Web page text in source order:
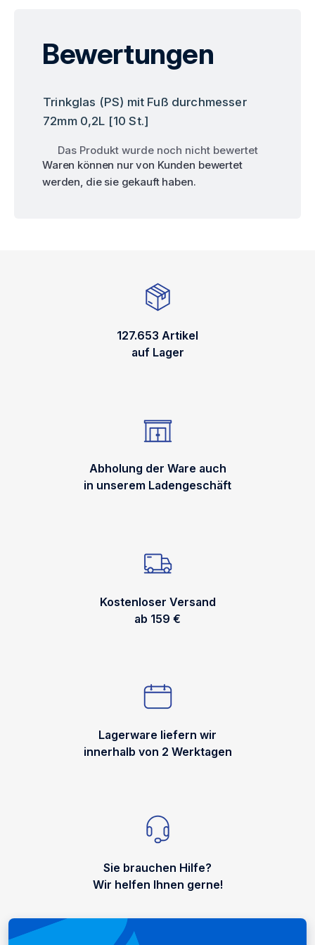
Bewertungen
Trinkglas (PS) mit Fuß durchmesser
72mm 0,2L [10 St.]
Das Produkt wurde noch nicht bewertet
Waren können nur von Kunden bewertet
werden, die sie gekauft haben.
127.653 Artikel
auf Lager
Abholung der Ware auch
in unserem Ladengeschäft
Kostenloser Versand
ab 159 €
Lagerware liefern wir
innerhalb von 2 Werktagen
Sie brauchen Hilfe?
Wir helfen Ihnen gerne!